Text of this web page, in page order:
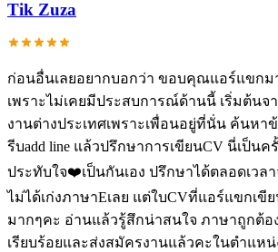
Tik Zuza
ก่อนอื่นเลยอยากบอกว่า ขอบคุณแอร์แขกม
เพราะไม่เคยมีประสบการณ์ด้านนี้ เริ่มต้นจ
งานต่างประเทศเพราะเพื่อนอยู่ที่นั่น ค้นหา
รีบadd line แล้วปรึกษาการเขียนCV นี่เป็นค
ประทับใจ❤️เป็นกันเอง ปรึกษาได้ตลอดเวลา
ไม่ได้เก่งภาษาEเลย แต่ใบCVที่แอร์แขกเขี
มากๆคะ อ่านแล้วรู้สึกน่าสนใจ ภาษาถูกต้อง
เรียบร้อยและส่งสมัครงานแล้วคะในตำแหน่